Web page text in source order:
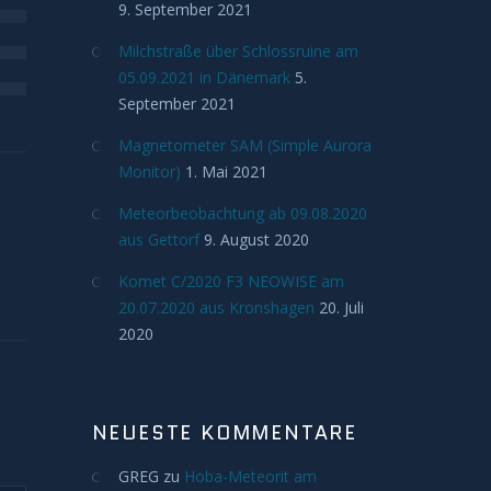
9. September 2021
Milchstraße über Schlossruine am
05.09.2021 in Dänemark 5.
September 2021
Magnetometer SAM (Simple Aurora
Monitor) 1. Mai 2021
Meteorbeobachtung ab 09.08.2020
aus Gettorf 9. August 2020
Komet C/2020 F3 NEOWISE am
20.07.2020 aus Kronshagen 20. Juli
2020
NEUESTE KOMMENTARE
GREG zu Hoba-Meteorit am